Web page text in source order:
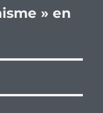
» en